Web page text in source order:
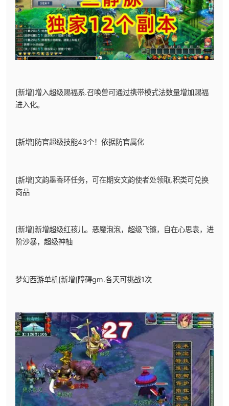
[新增]增入超级赐福系.召唤兽可通过携带模式法数量增加赐福
进入化。
[新增]防官超级技能43个！依据防官属化
[新增]文韵墨香环任务，可在期安文韵使者处领取.积类可兑换
商品
[新增]新增超级红孩儿。恶魔泡泡，超级飞镰，自在心思袁，进
阶沙暴，超级神柚
梦幻西游单机[新增[障碍gm.各天可挑战1次